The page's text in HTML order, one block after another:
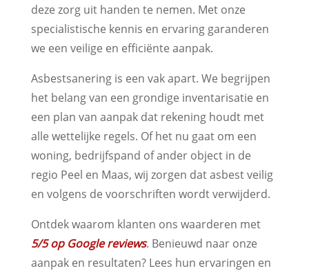
deze zorg uit handen te nemen. Met onze
specialistische kennis en ervaring garanderen
we een veilige en efficiënte aanpak.
Asbestsanering is een vak apart. We begrijpen
het belang van een grondige inventarisatie en
een plan van aanpak dat rekening houdt met
alle wettelijke regels. Of het nu gaat om een
woning, bedrijfspand of ander object in de
regio Peel en Maas, wij zorgen dat asbest veilig
en volgens de voorschriften wordt verwijderd.
Ontdek waarom klanten ons waarderen met
5/5 op Google reviews. Benieuwd naar onze
aanpak en resultaten? Lees hun ervaringen en